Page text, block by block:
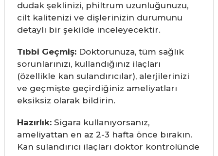
dudak şeklinizi, philtrum uzunluğunuzu,
cilt kalitenizi ve dişlerinizin durumunu
detaylı bir şekilde inceleyecektir.
Tıbbi Geçmiş:Doktorunuza, tüm sağlık
sorunlarınızı, kullandığınız ilaçları
(özellikle kan sulandırıcılar), alerjilerinizi
ve geçmişte geçirdiğiniz ameliyatları
eksiksiz olarak bildirin.
Hazırlık:Sigara kullanıyorsanız,
ameliyattan en az 2-3 hafta önce bırakın.
Kan sulandırıcı ilaçları doktor kontrolünde